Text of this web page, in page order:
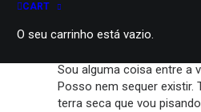
CART
O seu carrinho está vazio.
Me chamam kindzu.
Sou alguma coisa entre a
Posso nem sequer existir.
terra seca que vou